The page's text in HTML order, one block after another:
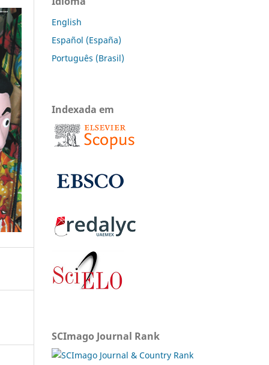
English
Español (España)
Português (Brasil)
Indexada em
SCImago Journal Rank